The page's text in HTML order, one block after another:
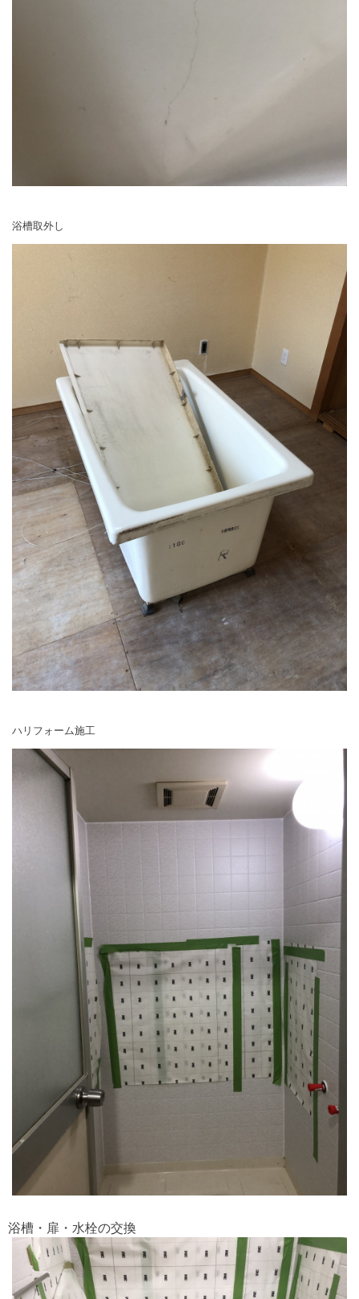
浴槽取外し
ハリフォーム施工
浴槽・扉・水栓の交換